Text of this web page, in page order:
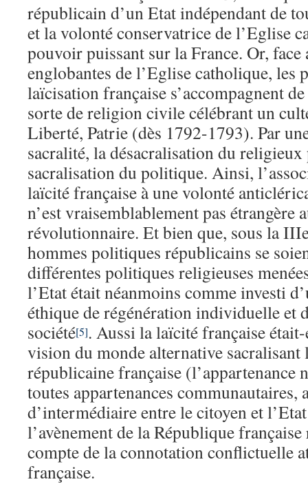
républicain d’un Etat indépendant de
et la volonté conservatrice de l’Eglise
pouvoir puissant sur la France. Or,
englobantes de l’Eglise catholique, les
laïcisation française s’accompagnent
sorte de religion civile célébrant un
Liberté, Patrie (dès 1792-1793). Par
sacralité, la désacralisation du religieux
sacralisation du politique. Ainsi,
laïcité française à une volonté
n’est vraisemblablement pas étrangère
révolutionnaire. Et bien que, sous la
hommes politiques républicains se
différentes politiques religieuses
l’Etat était néanmoins comme investi
éthique de régénération individuelle et
société[5]. Aussi la laïcité française
vision du monde alternative sacralisant
républicaine française (l’appartenance
toutes appartenances communautaires,
d’intermédiaire entre le citoyen et
l’avènement de la République
compte de la connotation conflictuelle
française.